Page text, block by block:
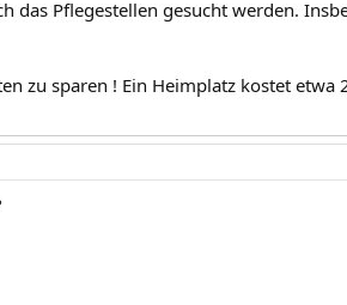
das Pflegestellen gesucht werden.
zu sparen ! Ein Heimplatz kostet etwa